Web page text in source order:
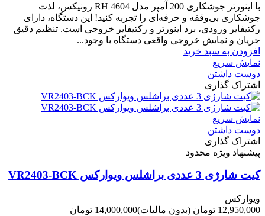
با اینورتر جوشکاری 200 آمپر مدل RH 4604 رونیکس، لذت
جوشکاری بی‌وقفه و حرفه‌ای را تجربه کنید! این دستگاه، دارای
رکتیفایر ورودی، برد اینورتر و رکتیفایر خروجی است. تنظیم دقیق
جریان و نمایش خروجی واقعی دستگاه با وجود...
افزودن به سبد خرید
نمایش سریع
دوست داشتن
اشتراک گذاری
نمایش سریع
دوست داشتن
اشتراک گذاری
پیشنهاد ویژه محدود
کیت شارژی 3 عددی براشلس ویوارکس VR2403-BCK
ویوارکس
12,950,000 تومان
(بدون مالیات)14,000,000 تومان